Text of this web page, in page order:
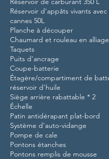
Réservoir d'appâts vivants
cannes 50L
Planche à découper
Chaumard et rouleau en alliage
Taquets
Puits d'ancrage
Coupe-batterie
Étagère/compartiment de
réservoir d'huile
Siège arrière rabattable * 2
Échelle
Patin antidérapant plat-bord
Système d'auto-vidange
Pompe de cale
Pontons étanches
Pontons remplis de mousse